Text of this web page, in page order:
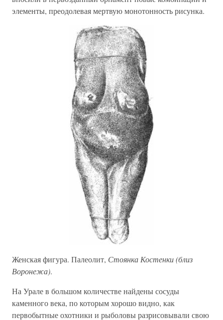
элементы, преодолевая мертвую монотонность рисунка.
Женская фигура. Палеолит, Стоянка Костенки (близ
Воронежа).
На Урале в большом количестве найдены сосуды
каменного века, по которым хорошо видно, как
первобытные охотники и рыболовы разрисовывали свою